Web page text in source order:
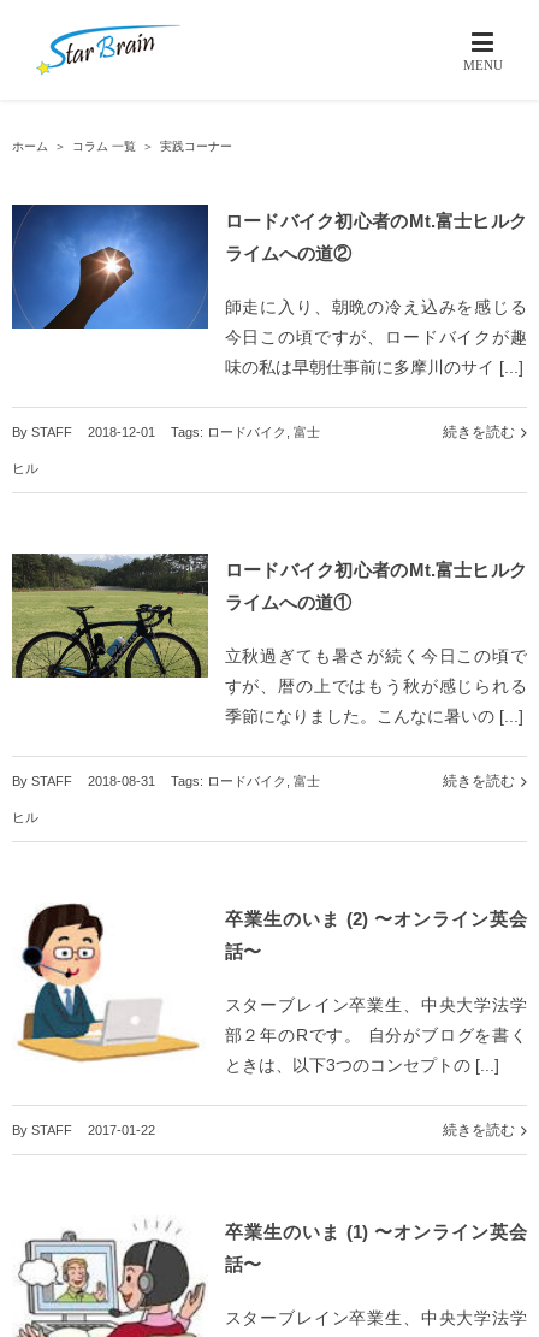
ホーム ＞ コラム 一覧 ＞ 実践コーナー
ロードバイク初心者のMt.富士ヒルク
ライムへの道②
師走に入り、朝晩の冷え込みを感じる
今日この頃ですが、ロードバイクが趣
味の私は早朝仕事前に多摩川のサイ [...]
By STAFF 2018-12-01 Tags: ロードバイク 富士
ヒル
続きを読む
ロードバイク初心者のMt.富士ヒルク
ライムへの道①
立秋過ぎても暑さが続く今日この頃で
すが、暦の上ではもう秋が感じられる
季節になりました。こんなに暑いの [...]
By STAFF 2018-08-31 Tags: ロードバイク 富士
ヒル
続きを読む
卒業生のいま (2) 〜オンライン英会
話〜
スターブレイン卒業生、中央大学法学
部２年のRです。 自分がブログを書く
ときは、以下3つのコンセプトの [...]
By STAFF 2017-01-22 続きを読む
卒業生のいま (1) 〜オンライン英会
話〜
スターブレイン卒業生、中央大学法学